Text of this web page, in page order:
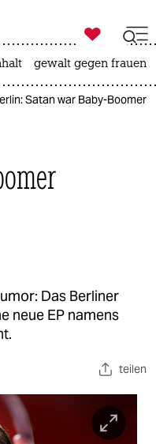

taz zahl ich
gewalt gegen frauen
Satan war Baby-Boomer
Das Berliner
neue EP namens
teilen